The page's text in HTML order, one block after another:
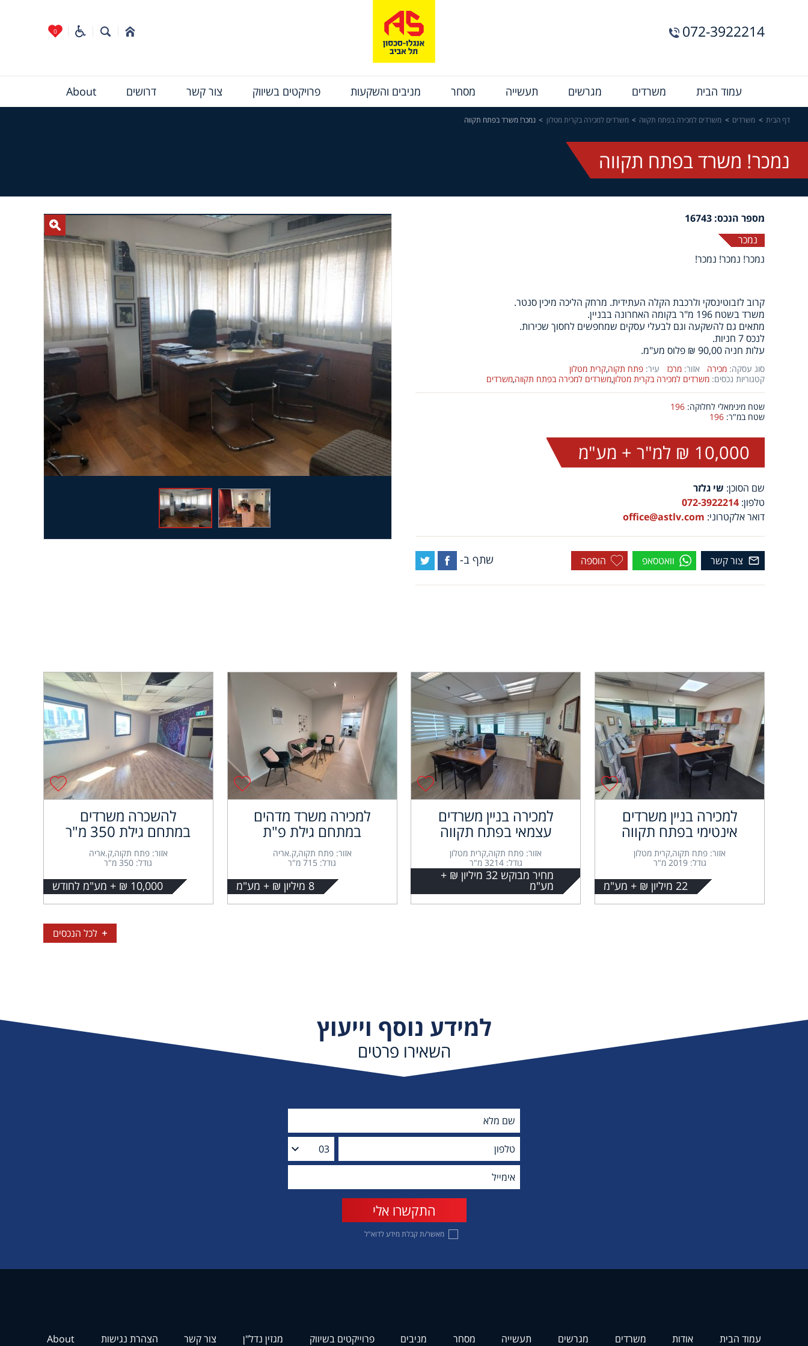
072-3922214
0
עמוד הבית משרדים מגרשים תעשייה מסחר מניבים והשקעות פרויקטים בשיווק צור קשר דרושים About
דף הבית משרדים משרדים למכירה בפתח תקווה משרדים למכירה בקרית מטלון נמכר! משרד בפתח תקווה
נמכר! משרד בפתח תקווה
מספר הנכס: 16743
נמכר
נמכר! נמכר! נמכר!
קרוב לזבוטינסקי ולרכבת הקלה העתידית. מרחק הליכה מיכין סנטר.
משרד בשטח 196 מ"ר בקומה האחרונה בבניין.
מתאים גם להשקעה וגם לבעלי עסקים שמחפשים לחסוך שכירות.
לנכס 7 חניות.
עלות חניה 90,00 ₪ פלוס מע"מ.
סוג עסקה: מכירה אזור: מרכז עיר: פתח תקוה,קרית מטלון
קטגוריות נכסים: משרדים למכירה בקרית מטלון,משרדים למכירה בפתח תקווה,משרדים
שטח מינימאלי לחלוקה: 196
שטח במ"ר: 196
10,000 ₪ למ"ר + מע"מ
שם הסוכן: שי גלזר
טלפון: 072-3922214
דואר אלקטרוני: office@astlv.com
צור קשר וואטסאפ הוספה שתף ב-
למכירה בניין משרדים
אינטימי בפתח תקווה
אזור: פתח תקוה,קרית מטלון
גודל: 2019 מ"ר
22 מיליון ₪ + מע"מ
למכירה בניין משרדים
עצמאי בפתח תקווה
אזור: פתח תקוה,קרית מטלון
גודל: 3214 מ"ר
מחיר מבוקש 32 מיליון ₪ +
מע"מ
למכירה משרד מדהים
במתחם גילת פ"ת
אזור: פתח תקוה,ק.אריה
גודל: 715 מ"ר
8 מיליון ₪ + מע"מ
להשכרה משרדים
במתחם גילת 350 מ"ר
אזור: פתח תקוה,ק.אריה
גודל: 350 מ"ר
10,000 ₪ + מע"מ לחודש
לכל הנכסים
למידע נוסף וייעוץ
השאירו פרטים
מאשר/ת קבלת מידע לדוא"ל
עמוד הבית אודות משרדים מגרשים תעשייה מסחר מניבים פרוייקטים בשיווק מגזין נדל"ן צור קשר הצהרת נגישות About